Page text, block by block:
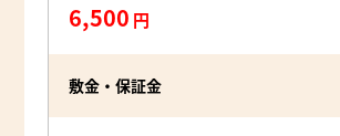
6,500 円
敷金・保証金